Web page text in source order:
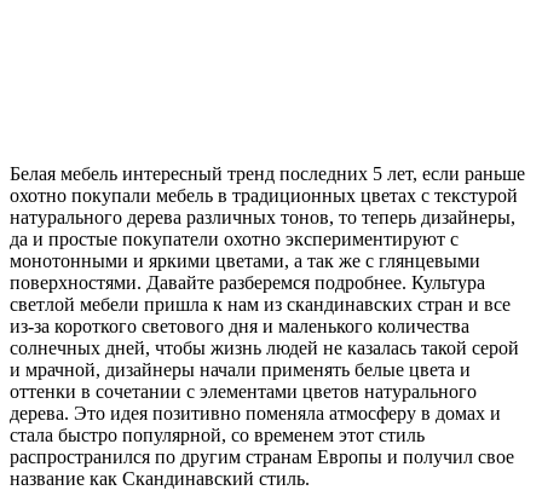
Белая мебель интересный тренд последних 5 лет, если раньше
охотно покупали мебель в традиционных цветах с текстурой
натурального дерева различных тонов, то теперь дизайнеры,
да и простые покупатели охотно экспериментируют с
монотонными и яркими цветами, а так же с глянцевыми
поверхностями. Давайте разберемся подробнее. Культура
светлой мебели пришла к нам из скандинавских стран и все
из-за короткого светового дня и маленького количества
солнечных дней, чтобы жизнь людей не казалась такой серой
и мрачной, дизайнеры начали применять белые цвета и
оттенки в сочетании с элементами цветов натурального
дерева. Это идея позитивно поменяла атмосферу в домах и
стала быстро популярной, со временем этот стиль
распространился по другим странам Европы и получил свое
название как Скандинавский стиль.